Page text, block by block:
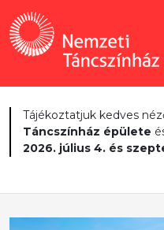
Tájékoztatjuk kedves
Táncszínház épülete
2026. július 4. és